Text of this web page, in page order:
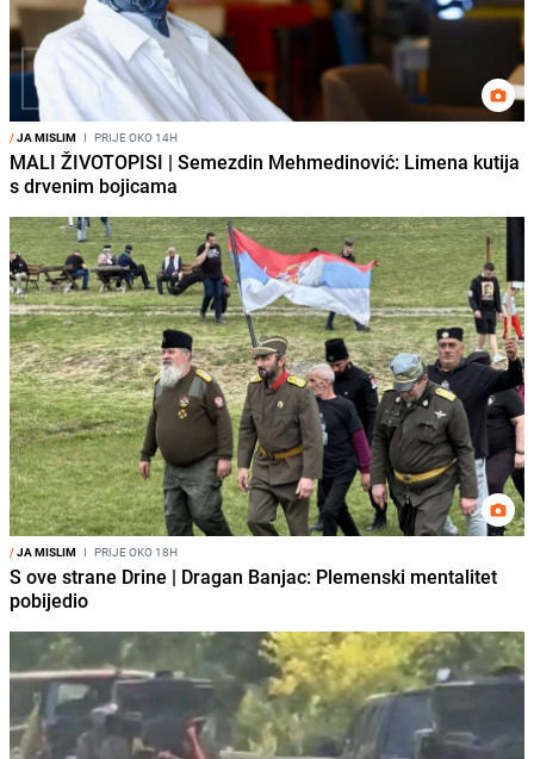
/JA MISLIM I PRIJE OKO 14H
MALI ŽIVOTOPISI | Semezdin Mehmedinović: Limena kutija
s drvenim bojicama
/JA MISLIM I PRIJE OKO 18H
S ove strane Drine | Dragan Banjac: Plemenski mentalitet
pobijedio